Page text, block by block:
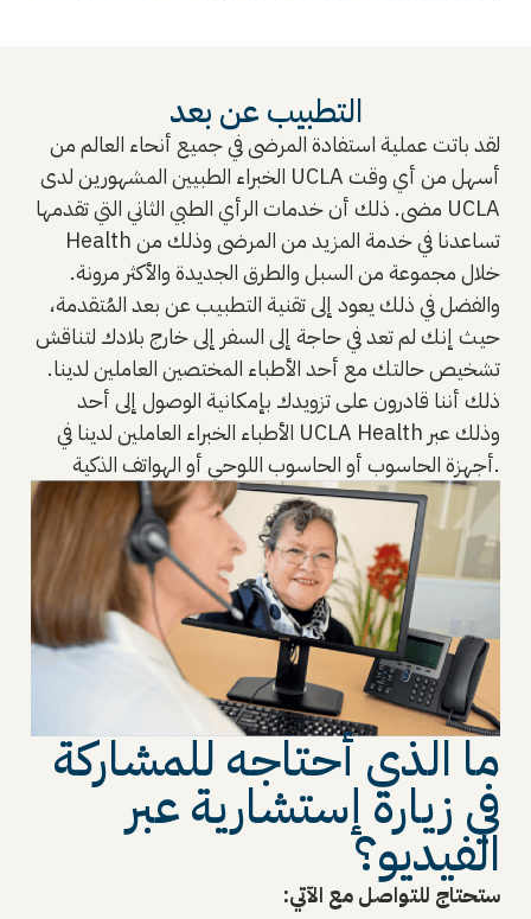
التطبيب عن بعد
لقد باتت عملية استفادة المرضى في جميع أنحاء العالم من
الخبراء الطبيين المشهورين لدى UCLA أسهل من أي وقت
مضى. ذلك أن خدمات الرأي الطبي الثاني التي تقدمها UCLA
Health تساعدنا في خدمة المزيد من المرضى وذلك من
خلال مجموعة من السبل والطرق الجديدة والأكثر مرونة.
والفضل في ذلك يعود إلى تقنية التطبيب عن بعد المُتقدمة،
حيث إنك لم تعد في حاجة إلى السفر إلى خارج بلادك لتناقش
تشخيص حالتك مع أحد الأطباء المختصين العاملين لدينا.
ذلك أننا قادرون على تزويدك بإمكانية الوصول إلى أحد
الأطباء الخبراء العاملين لدينا في UCLA Health وذلك عبر
أجهزة الحاسوب أو الحاسوب اللوحي أو الهواتف الذكية.
ما الذي أحتاجه للمشاركة
في زيارة إستشارية عبر
الفيديو؟
ستحتاج للتواصل مع الآتي: